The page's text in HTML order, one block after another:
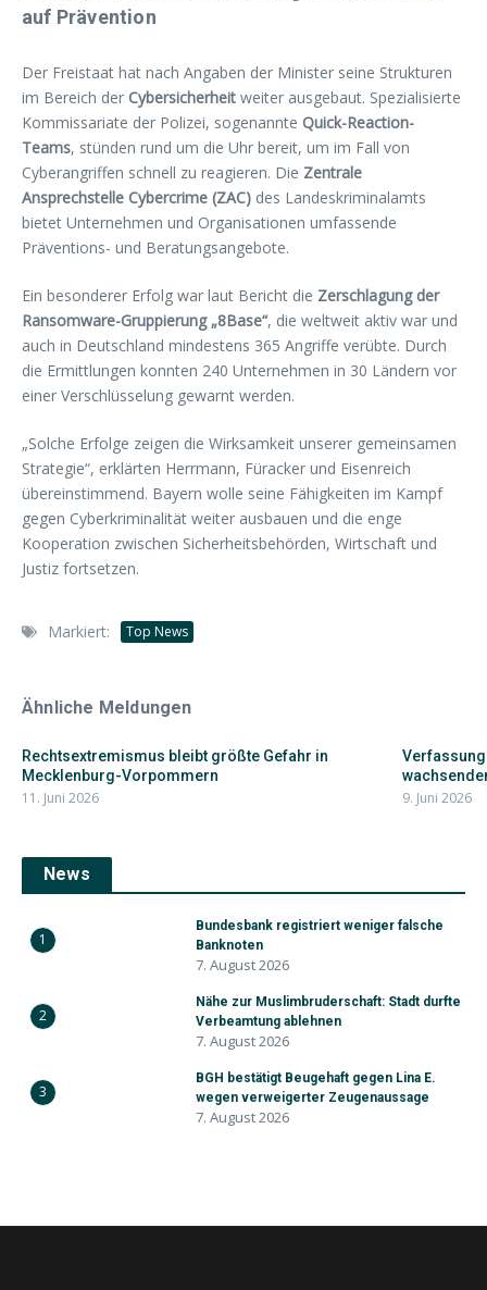
auf Prävention
Der Freistaat hat nach Angaben der Minister seine Strukturen
im Bereich der Cybersicherheit weiter ausgebaut. Spezialisierte
Kommissariate der Polizei, sogenannte Quick-Reaction-
Teams, stünden rund um die Uhr bereit, um im Fall von
Cyberangriffen schnell zu reagieren. Die Zentrale
Ansprechstelle Cybercrime (ZAC) des Landeskriminalamts
bietet Unternehmen und Organisationen umfassende
Präventions- und Beratungsangebote.
Ein besonderer Erfolg war laut Bericht die Zerschlagung der
Ransomware-Gruppierung „8Base“, die weltweit aktiv war und
auch in Deutschland mindestens 365 Angriffe verübte. Durch
die Ermittlungen konnten 240 Unternehmen in 30 Ländern vor
einer Verschlüsselung gewarnt werden.
„Solche Erfolge zeigen die Wirksamkeit unserer gemeinsamen
Strategie“, erklärten Herrmann, Füracker und Eisenreich
übereinstimmend. Bayern wolle seine Fähigkeiten im Kampf
gegen Cyberkriminalität weiter ausbauen und die enge
Kooperation zwischen Sicherheitsbehörden, Wirtschaft und
Justiz fortsetzen.
Markiert: Top News
Ähnliche Meldungen
Rechtsextremismus bleibt größte Gefahr in
Mecklenburg-Vorpommern
11. Juni 2026 9. Juni 2026
News
1
Bundesbank registriert weniger falsche
Banknoten
7. August 2026
2
Nähe zur Muslimbruderschaft: Stadt durfte
Verbeamtung ablehnen
7. August 2026
3
BGH bestätigt Beugehaft gegen Lina E.
wegen verweigerter Zeugenaussage
7. August 2026